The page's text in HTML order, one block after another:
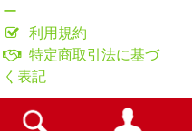
ー
利用規約
特定商取引法に基づ
く表記
Co.,Ltd.